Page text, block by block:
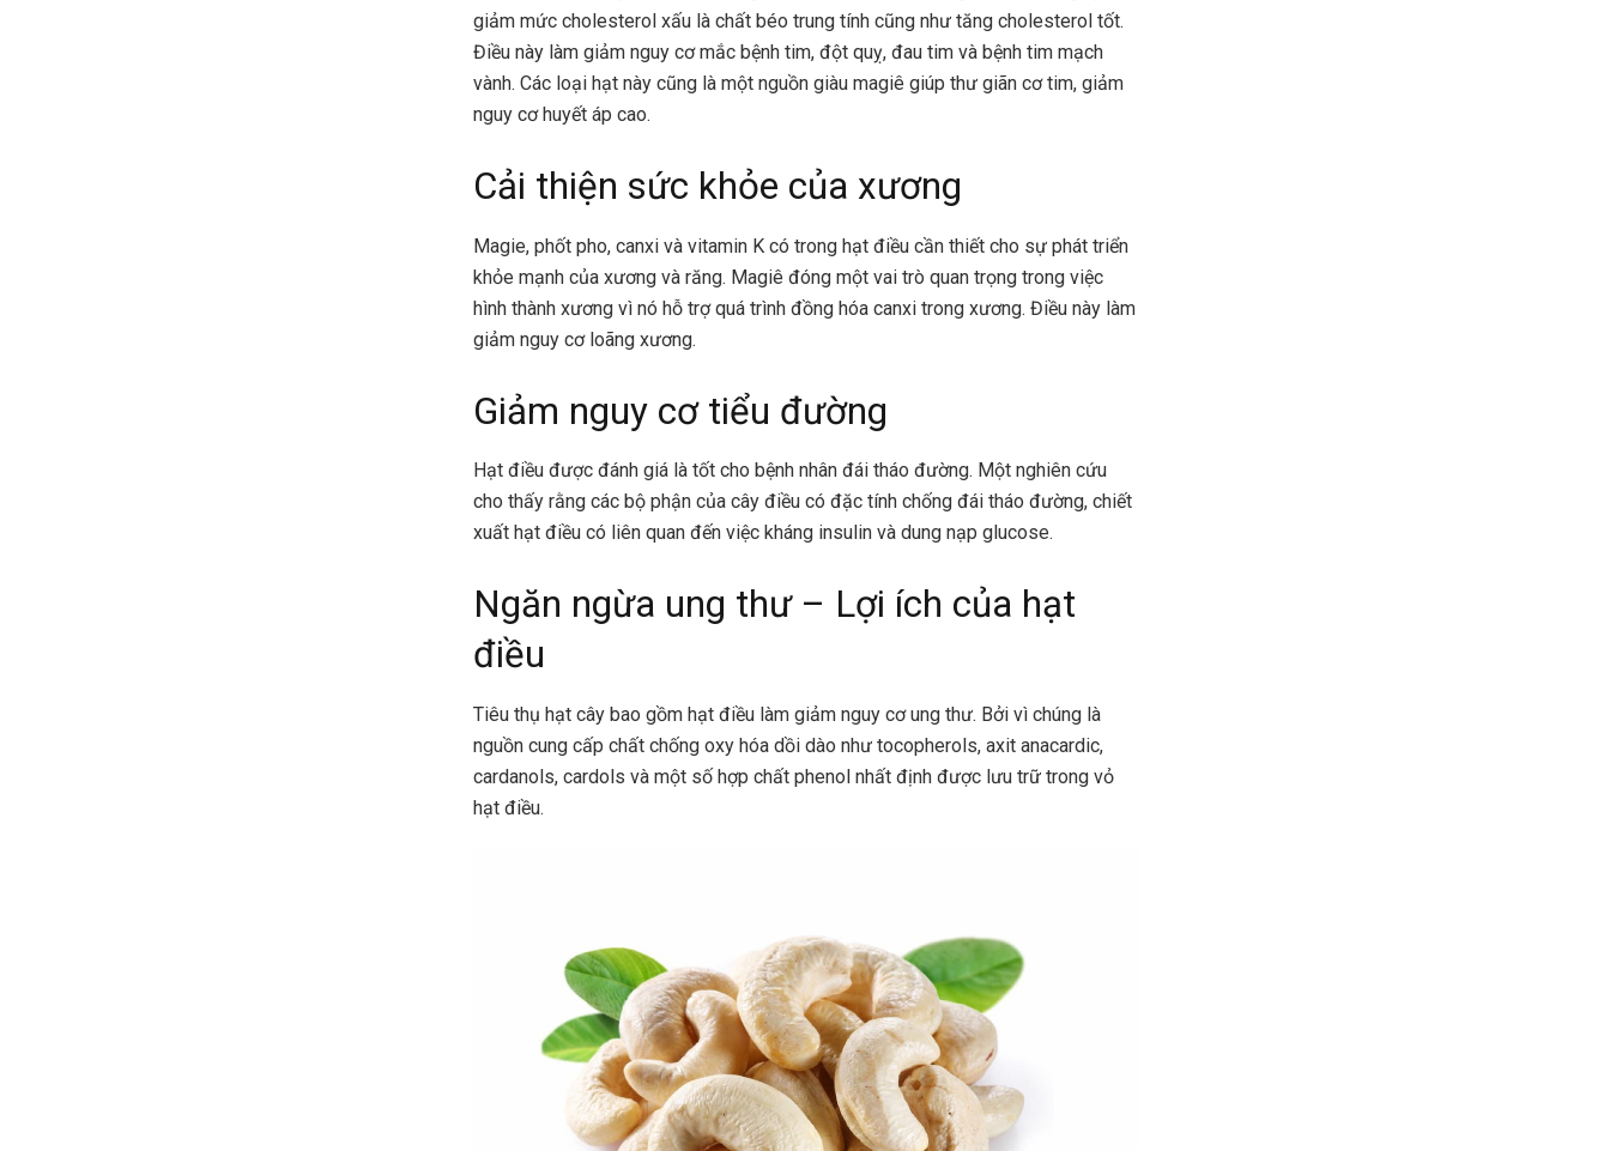
giảm mức cholesterol xấu là chất béo trung tính cũng như tăng cholesterol tốt.
Điều này làm giảm nguy cơ mắc bệnh tim, đột quỵ, đau tim và bệnh tim mạch
vành. Các loại hạt này cũng là một nguồn giàu magiê giúp thư giãn cơ tim, giảm
nguy cơ huyết áp cao.
Cải thiện sức khỏe của xương
Magie, phốt pho, canxi và vitamin K có trong hạt điều cần thiết cho sự phát triển
khỏe mạnh của xương và răng. Magiê đóng một vai trò quan trọng trong việc
hình thành xương vì nó hỗ trợ quá trình đồng hóa canxi trong xương. Điều này làm
giảm nguy cơ loãng xương.
Giảm nguy cơ tiểu đường
Hạt điều được đánh giá là tốt cho bệnh nhân đái tháo đường. Một nghiên cứu
cho thấy rằng các bộ phận của cây điều có đặc tính chống đái tháo đường, chiết
xuất hạt điều có liên quan đến việc kháng insulin và dung nạp glucose.
Ngăn ngừa ung thư – Lợi ích của hạt
điều
Tiêu thụ hạt cây bao gồm hạt điều làm giảm nguy cơ ung thư. Bởi vì chúng là
nguồn cung cấp chất chống oxy hóa dồi dào như tocopherols, axit anacardic,
cardanols, cardols và một số hợp chất phenol nhất định được lưu trữ trong vỏ
hạt điều.